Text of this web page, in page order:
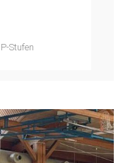
P-Stufen